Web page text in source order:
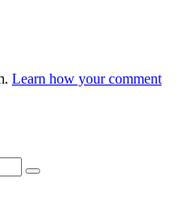
Learn how your comment